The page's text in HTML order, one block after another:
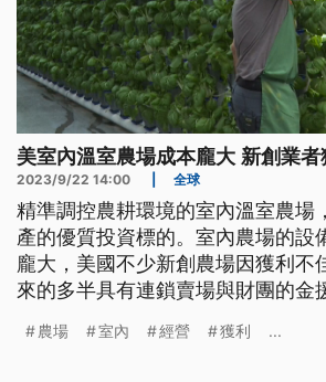
美室內溫室農場成本龐大 新創業
2023/9/22 14:00 全球
精準調控農耕環境的室內溫室農場
產的優質投資標的。室內農場的設
龐大，美國不少新創農場因獲利不
來的多半具有連鎖賣場與財團的金
造就雙贏局面。
農場 室內 經營 獲利 ...